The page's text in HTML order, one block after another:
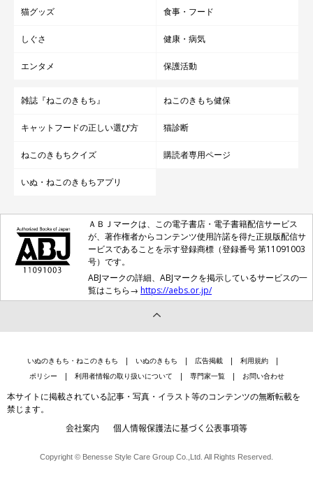
猫グッズ 食事・フード
しぐさ 健康・病気
エンタメ 保護活動
雑誌『ねこのきもち』 ねこのきもち健保
キャットフードの正しい選び方 猫診断
ねこのきもちクイズ 購読者専用ページ
いぬ・ねこのきもちアプリ
ＡＢＪマークは、この電子書店・電子書籍配信サービス
が、著作権者からコンテンツ使用許諾を得た正規版配信サ
ービスであることを示す登録商標（登録番号 第11091003
号）です。
ABJマークの詳細、ABJマークを掲示しているサービスの一
覧はこちら→ https://aebs.or.jp/
いぬのきもち・ねこのきもち いぬのきもち 広告掲載
利用規約
ポリシー
利用者情報の取り扱いについて 専門家一覧 お問い合わせ
本サイトに掲載されている記事・写真・イラスト等のコンテンツの無断転載を
禁じます。
会社案内 個人情報保護法に基づく公表事項等
Copyright © Benesse Style Care Group Co.,Ltd. All Rights Reserved.